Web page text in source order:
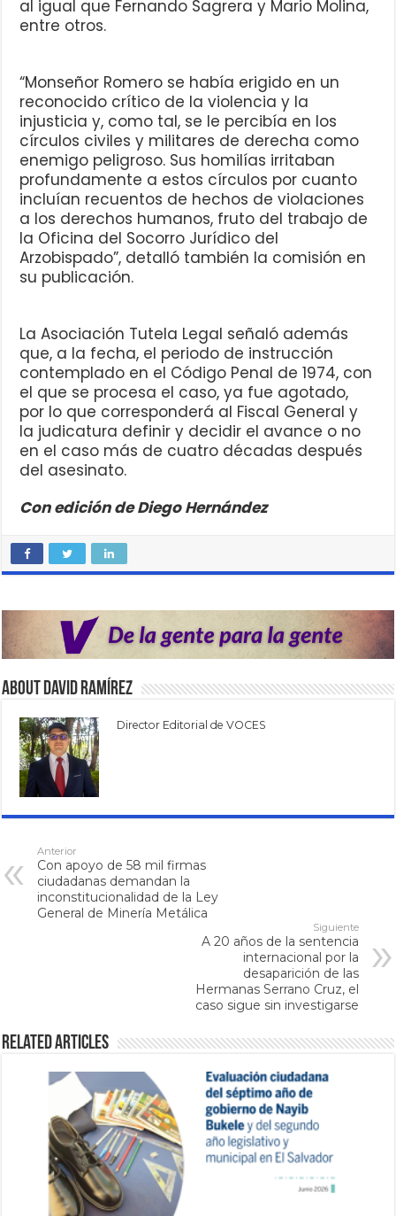
al igual que Fernando Sagrera y Mario Molina,
entre otros.
“Monseñor Romero se había erigido en un
reconocido crítico de la violencia y la
injusticia y, como tal, se le percibía en los
círculos civiles y militares de derecha como
enemigo peligroso. Sus homilías irritaban
profundamente a estos círculos por cuanto
incluían recuentos de hechos de violaciones
a los derechos humanos, fruto del trabajo de
la Oficina del Socorro Jurídico del
Arzobispado”, detalló también la comisión en
su publicación.
La Asociación Tutela Legal señaló además
que, a la fecha, el periodo de instrucción
contemplado en el Código Penal de 1974, con
el que se procesa el caso, ya fue agotado,
por lo que corresponderá al Fiscal General y
la judicatura definir y decidir el avance o no
en el caso más de cuatro décadas después
del asesinato.
Con edición de Diego Hernández
About David Ramírez
Director Editorial de VOCES
Anterior
Con apoyo de 58 mil firmas
ciudadanas demandan la
inconstitucionalidad de la Ley
General de Minería Metálica
Siguiente
A 20 años de la sentencia
internacional por la
desaparición de las
Hermanas Serrano Cruz, el
caso sigue sin investigarse
Related Articles